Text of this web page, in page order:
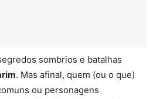
sombrios e batalhas
. Mas afinal, quem (ou o que)
ou personagens